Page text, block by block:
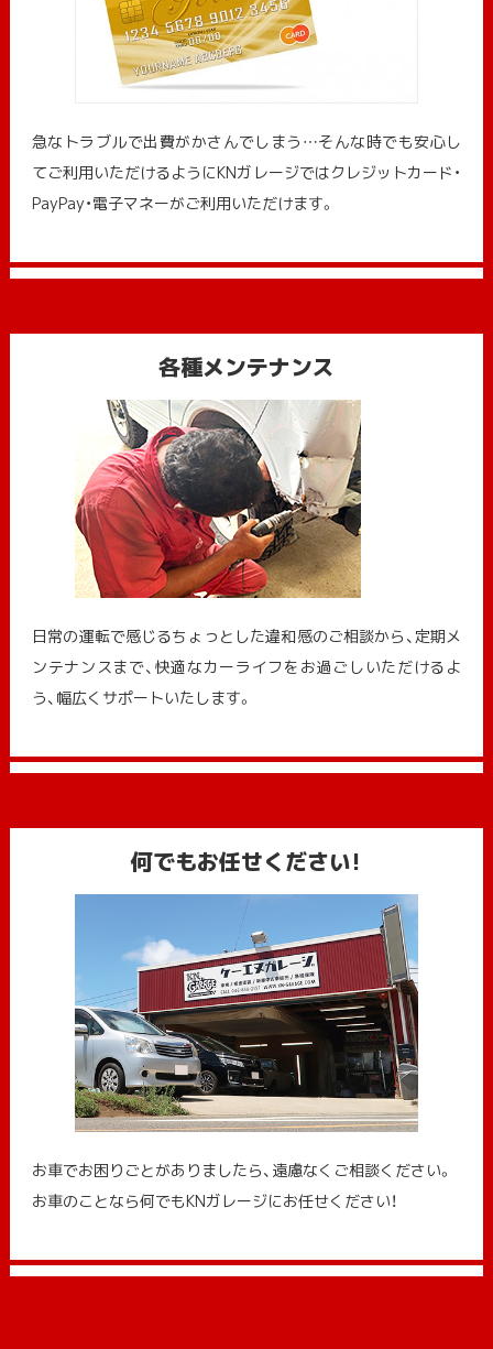
急なトラブルで出費がかさんでしまう…そんな時でも安心し
てご利用いただけるようにKNガレージではクレジットカード・
PayPay・電子マネーがご利用いただけます。
各種メンテナンス
日常の運転で感じるちょっとした違和感のご相談から、定期メ
ンテナンスまで、快適なカーライフをお過ごしいただけるよ
う、幅広くサポートいたします。
何でもお任せください!
お車でお困りごとがありましたら、遠慮なくご相談ください。
お車のことなら何でもKNガレージにお任せください！